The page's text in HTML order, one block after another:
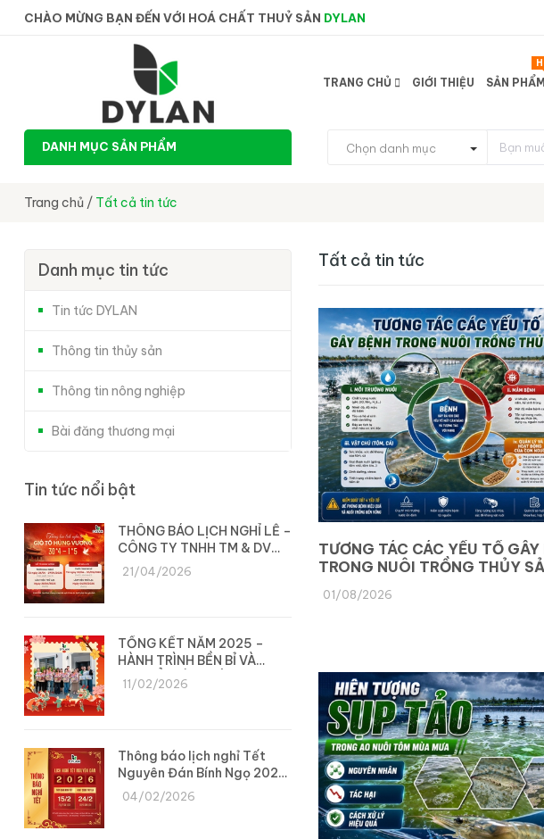
CHÀO MỪNG BẠN ĐẾN VỚI HOÁ CHẤT THUỶ SẢN DYLAN
TRANG CHỦ GIỚI THIỆU SẢN PHẨM
DANH MỤC SẢN PHẨM Chọn danh mục
Trang chủ / Tất cả tin tức
Tất cả tin tức
TƯƠNG TÁC CÁC YẾU TỐ GÂY
TRONG NUÔI TRỒNG THỦY
01/08/2026
Danh mục tin tức
Tin tức DYLAN
Thông tin thủy sản
Thông tin nông nghiệp
Bài đăng thương mại
Tin tức nổi bật
THÔNG BÁO LỊCH NGHỈ LỄ –
CÔNG TY TNHH TM & DV
DYLAN
21/04/2026
TỔNG KẾT NĂM 2025 –
HÀNH TRÌNH BỀN BỈ VÀ
CHUYỂN MÌNH CÙNG DYLAN
11/02/2026
Thông báo lịch nghỉ Tết
Nguyên Đán Bính Ngọ 2026
– Công ty Dylan
04/02/2026